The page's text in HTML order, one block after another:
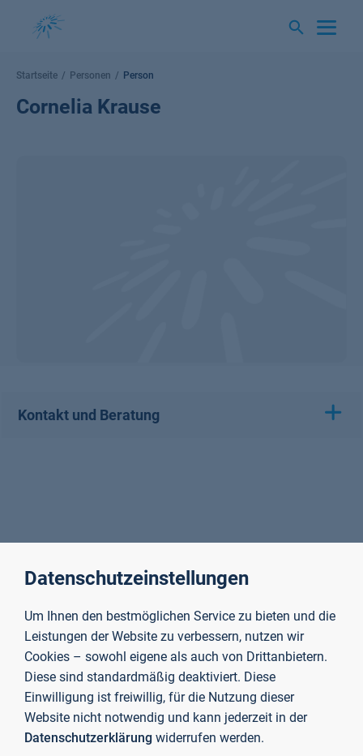
Startseite Personen Person
Cornelia Krause
Kontakt und Beratung
Datenschutzeinstellungen
Um Ihnen den bestmöglichen Service zu bieten und die
Leistungen der Website zu verbessern, nutzen wir
Cookies – sowohl eigene als auch von Drittanbietern.
Diese sind standardmäßig deaktiviert. Diese
Einwilligung ist freiwillig, für die Nutzung dieser
Website nicht notwendig und kann jederzeit in der
Datenschutzerklärung widerrufen werden.